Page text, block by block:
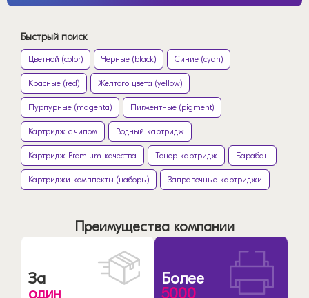
Быстрый поиск
Цветной (color) Черные (black) Синие (cyan)
Красные (red) Желтого цвета (yellow)
Пурпурные (magenta) Пигментные (pigment)
Картридж с чипом Водный картридж
Картридж Premium качества Тонер-картридж Барабан
Картриджи комплекты (наборы) Заправочные картриджи
Преимущества компании
За
один
Более
5000